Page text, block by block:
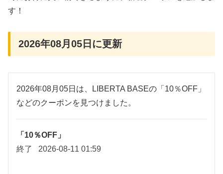
す！
2026年08月05日に更新
2026年08月05日は、LIBERTA BASEの「10％OFF」
などのクーポンを見つけました。
「10％OFF」
終了
2026-08-11 01:59